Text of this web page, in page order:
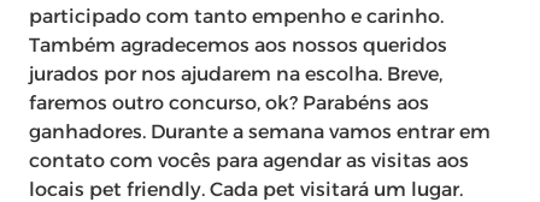
participado com tanto empenho e carinho.
Também agradecemos aos nossos queridos
jurados por nos ajudarem na escolha. Breve,
faremos outro concurso, ok? Parabéns aos
ganhadores. Durante a semana vamos entrar em
contato com vocês para agendar as visitas aos
locais pet friendly. Cada pet visitará um lugar.